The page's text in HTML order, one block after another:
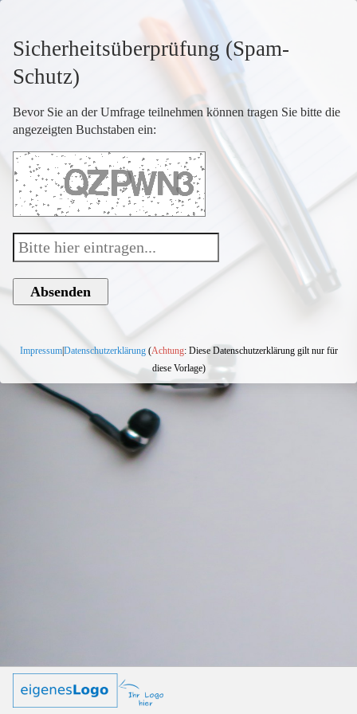
Sicherheitsüberprüfung (Spam-
Schutz)
Bevor Sie an der Umfrage teilnehmen können tragen Sie bitte die
angezeigten Buchstaben ein:
Impressum|Datenschutzerklärung (Achtung: Diese Datenschutzerklärung gilt nur für
diese Vorlage)